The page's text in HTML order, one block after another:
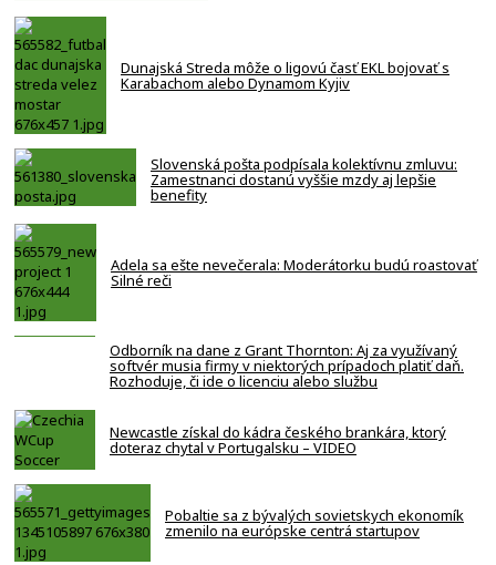
Dunajská Streda môže o ligovú časť EKL bojovať s
Karabachom alebo Dynamom Kyjiv
Slovenská pošta podpísala kolektívnu zmluvu:
Zamestnanci dostanú vyššie mzdy aj lepšie
benefity
Adela sa ešte nevečerala: Moderátorku budú roastovať
Silné reči
Odborník na dane z Grant Thornton: Aj za využívaný
softvér musia firmy v niektorých prípadoch platiť daň.
Rozhoduje, či ide o licenciu alebo službu
Newcastle získal do kádra českého brankára, ktorý
doteraz chytal v Portugalsku – VIDEO
Pobaltie sa z bývalých sovietskych ekonomík
zmenilo na európske centrá startupov